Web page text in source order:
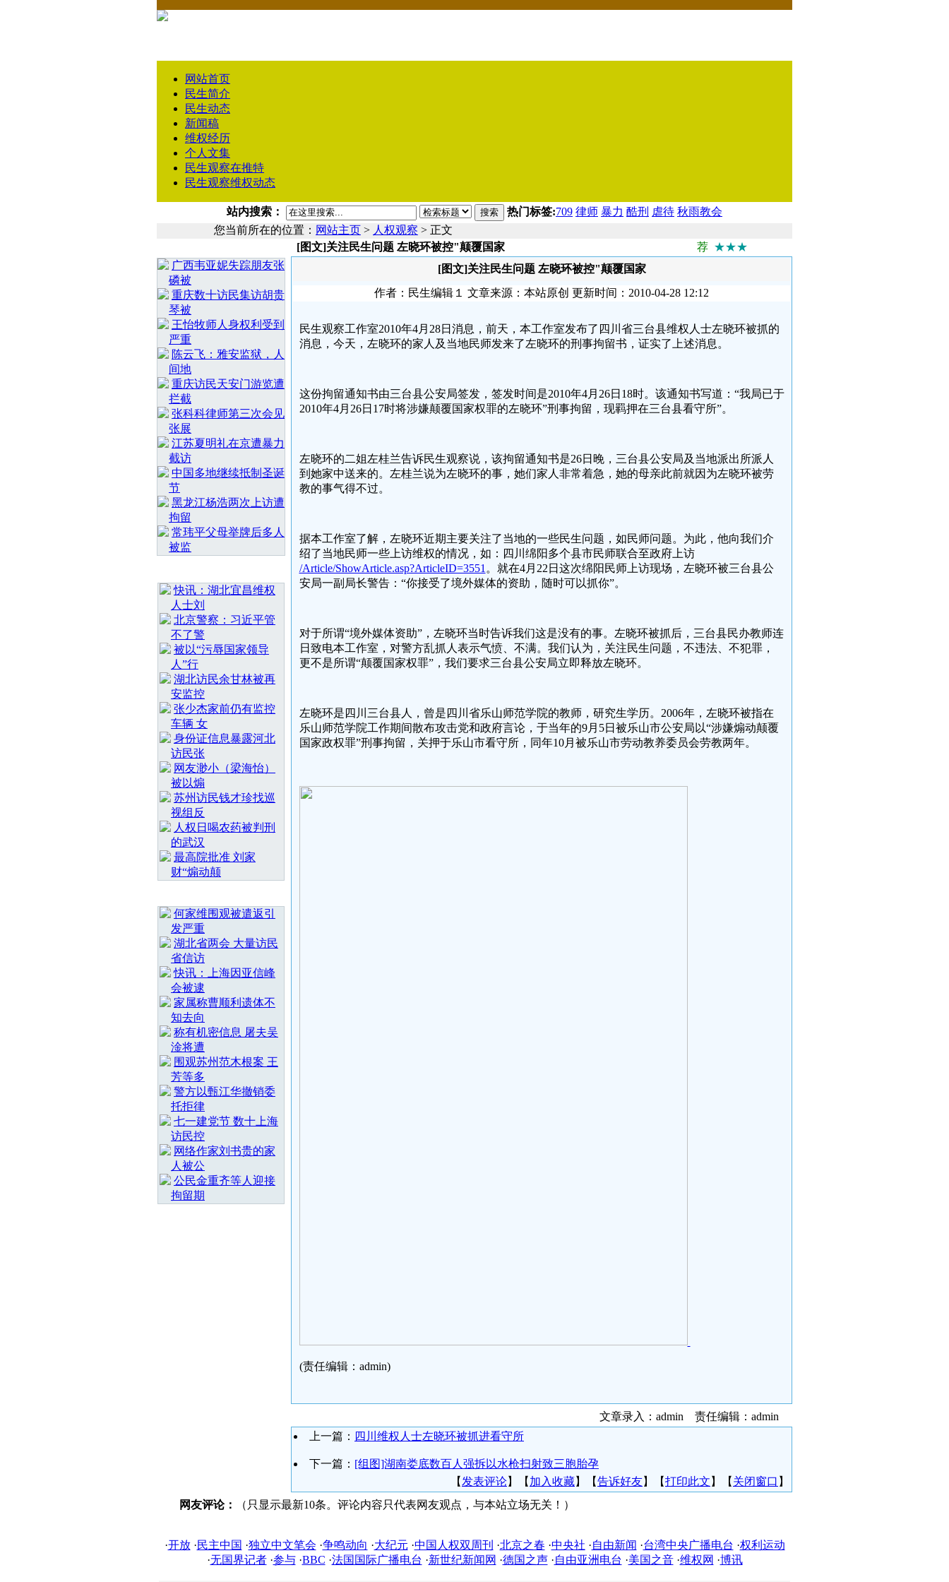
网站首页
民生简介
民生动态
新闻稿
维权经历
个人文集
民生观察在推特
民生观察维权动态
站内搜索： 搜索 热门标签:709 律师 暴力 酷刑 虐待 秋雨教会
您当前所在的位置： 网站主页 > 人权观察 > 正文
广西韦亚妮失踪朋友张
磷被
重庆数十访民集访胡贵
琴被
王怡牧师人身权利受到
严重
陈云飞：雅安监狱，人
间地
重庆访民天安门游览遭
拦截
张科科律师第三次会见
张展
江苏夏明礼在京遭暴力
截访
中国多地继续抵制圣诞
节
黑龙江杨浩两次上访遭
拘留
常玮平父母举牌后多人
被监
快讯：湖北宜昌维权
人士刘
北京警察：习近平管
不了警
被以“污辱国家领导
人”行
湖北访民余甘林被再
安监控
张少杰家前仍有监控
车辆 女
身份证信息暴露河北
访民张
网友渺小（梁海怡）
被以煽
苏州访民钱才珍找巡
视组反
人权日喝农药被判刑
的武汉
最高院批准 刘家
财“煽动颠
何家维围观被遣返引
发严重
湖北省两会 大量访民
省信访
快讯：上海因亚信峰
会被逮
家属称曹顺利遗体不
知去向
称有机密信息 屠夫吴
淦将遭
围观苏州范木根案 王
芳等多
警方以甄江华撤销委
托拒律
七一建党节 数十上海
访民控
网络作家刘书贵的家
人被公
公民金重齐等人迎接
拘留期
[图文]关注民生问题 左晓环被控"颠覆国家 荐 ★★★
[图文]关注民生问题 左晓环被控"颠覆国家
作者：民生编辑１ 文章来源：本站原创 更新时间：2010-04-28 12:12
民生观察工作室2010年4月28日消息，前天，本工作室发布了四川省三台县维权人士左晓环被抓的
消息，今天，左晓环的家人及当地民师发来了左晓环的刑事拘留书，证实了上述消息。
这份拘留通知书由三台县公安局签发，签发时间是2010年4月26日18时。该通知书写道：“我局已于
2010年4月26日17时将涉嫌颠覆国家权罪的左晓环”刑事拘留，现羁押在三台县看守所”。
左晓环的二姐左桂兰告诉民生观察说，该拘留通知书是26日晚，三台县公安局及当地派出所派人
到她家中送来的。左桂兰说为左晓环的事，她们家人非常着急，她的母亲此前就因为左晓环被劳
教的事气得不过。
据本工作室了解，左晓环近期主要关注了当地的一些民生问题，如民师问题。为此，他向我们介
绍了当地民师一些上访维权的情况，如：四川绵阳多个县市民师联合至政府上访
/Article/ShowArticle.asp?ArticleID=3551 。就在4月22日这次绵阳民师上访现场，左晓环被三台县公
安局一副局长警告：“你接受了境外媒体的资助，随时可以抓你”。
对于所谓“境外媒体资助”，左晓环当时告诉我们这是没有的事。左晓环被抓后，三台县民办教师连
日致电本工作室，对警方乱抓人表示气愤、不满。我们认为，关注民生问题，不违法、不犯罪，
更不是所谓“颠覆国家权罪”，我们要求三台县公安局立即释放左晓环。
左晓环是四川三台县人，曾是四川省乐山师范学院的教师，研究生学历。2006年，左晓环被指在
乐山师范学院工作期间散布攻击党和政府言论，于当年的9月5日被乐山市公安局以“涉嫌煽动颠覆
国家政权罪”刑事拘留，关押于乐山市看守所，同年10月被乐山市劳动教养委员会劳教两年。
(责任编辑：admin)
文章录入：admin 责任编辑：admin
上一篇： 四川维权人士左晓环被抓进看守所
下一篇： [组图]湖南娄底数百人强拆以水枪扫射致三胞胎孕
【 发表评论】【 加入收藏】【告诉好友】【打印此文 】【 关闭窗口 】
网友评论：
（只显示最新10条。评论内容只代表网友观点，与本站立场无关！）
·开放·民主中国 ·独立中文笔会 ·争鸣动向 ·大纪元 ·中国人权双周刊 ·北京之春 ·中央社 ·自由新闻 ·台湾中央广播电台 ·权利运动
·无国界记者·参与·BBC ·法国国际广播电台 ·新世纪新闻网 ·德国之声·自由亚洲电台 ·美国之音·维权网 ·博讯